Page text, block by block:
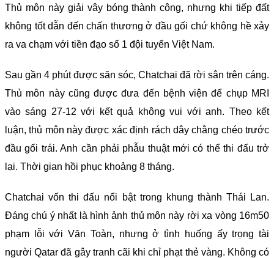
Thủ môn này giải vây bóng thành công, nhưng khi tiếp đất
không tốt dẫn đến chấn thương ở đầu gối chứ không hề xảy
ra va chạm với tiền đạo số 1 đội tuyển Việt Nam.
Sau gần 4 phút được săn sóc, Chatchai đã rời sân trên cáng.
Thủ môn này cũng được đưa đến bệnh viện để chụp MRI
vào sáng 27-12 với kết quả không vui với anh. Theo kết
luận, thủ môn này được xác định rách dây chằng chéo trước
đầu gối trái. Anh cần phải phẫu thuật mới có thể thi đấu trở
lại. Thời gian hồi phục khoảng 8 tháng.
Chatchai vốn thi đấu nổi bật trong khung thành Thái Lan.
Đáng chú ý nhất là hình ảnh thủ môn này rời xa vòng 16m50
phạm lỗi với Văn Toàn, nhưng ở tình huống ấy trọng tài
người Qatar đã gây tranh cãi khi chỉ phạt thẻ vàng. Không có